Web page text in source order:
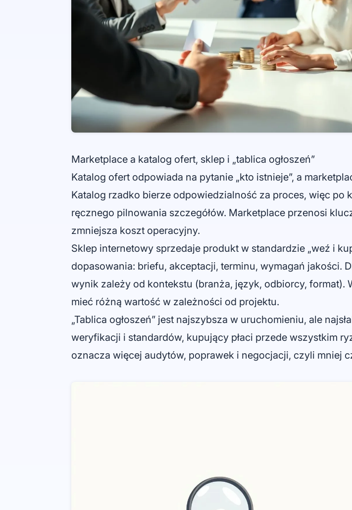
Marketplace a katalog ofert, sklep i „tablica ogłoszeń”
Katalog ofert odpowiada na pytanie „kto istnieje”, a
Katalog rzadko bierze odpowiedzialność za proces, więc
ręcznego pilnowania szczegółów. Marketplace przenosi
zmniejsza koszt operacyjny.
Sklep internetowy sprzedaje produkt w standardzie „weź i
dopasowania: briefu, akceptacji, terminu, wymagań jakości.
wynik zależy od kontekstu (branża, język, odbiorcy, format).
mieć różną wartość w zależności od projektu.
„Tablica ogłoszeń” jest najszybsza w uruchomieniu, ale
weryfikacji i standardów, kupujący płaci przede wszystkim
oznacza więcej audytów, poprawek i negocjacji, czyli mniej